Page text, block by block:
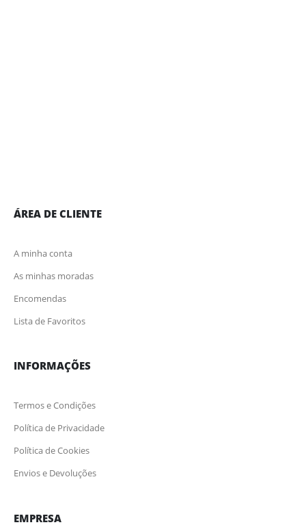
ÁREA DE CLIENTE
A minha conta
As minhas moradas
Encomendas
Lista de Favoritos
INFORMAÇÕES
Termos e Condições
Política de Privacidade
Política de Cookies
Envios e Devoluções
EMPRESA